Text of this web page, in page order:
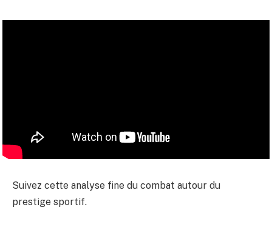
Suivez cette analyse fine du combat autour du
prestige sportif.